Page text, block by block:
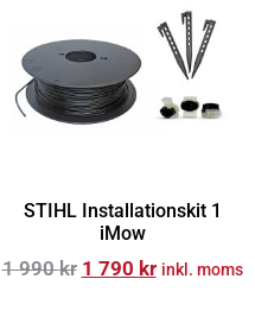
STIHL Installationskit 1
iMow
1 990kr 1 790 kr inkl. moms